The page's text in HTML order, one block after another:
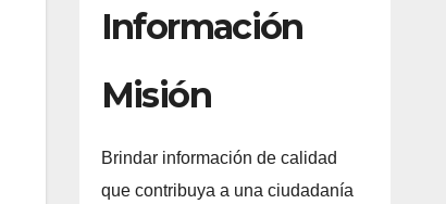
Información
Misión
Brindar información de calidad
que contribuya a una ciudadanía